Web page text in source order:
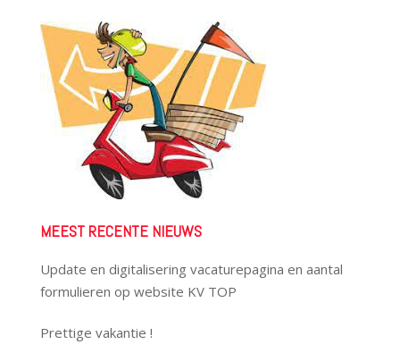
MEEST RECENTE NIEUWS
Update en digitalisering vacaturepagina en aantal
formulieren op website KV TOP
Prettige vakantie !